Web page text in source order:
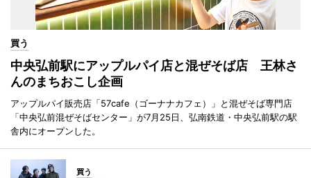
買う
中央弘前駅にアップルパイ店と混ぜそば店 王林さ
んのまちおこし企画
アップルパイ販売店「57cafe（ゴーナナカフェ）」と混ぜそば専門店
「中央弘前混ぜそばセンター」が7月25日、弘南鉄道・中央弘前駅の駅
舎内にオープンした。
買う